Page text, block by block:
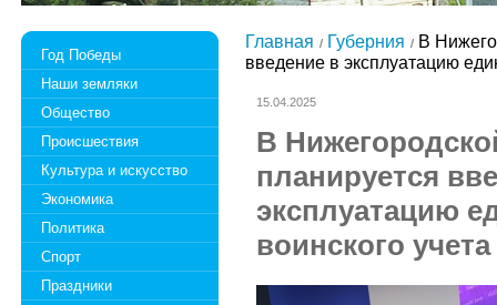
Год Победы
Наши земляки
Общество
Происшествия
Культура и искусство
Экономика
Политика
Спорт
Праздники
Главная Губерния
В
введение в эксплуатацию
15.04.2025
В
планируется
эксплуатацию
воинского учета